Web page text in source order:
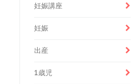
妊娠講座
妊娠
出産
1歳児